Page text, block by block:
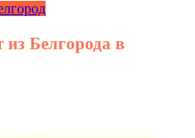
Белгорода в